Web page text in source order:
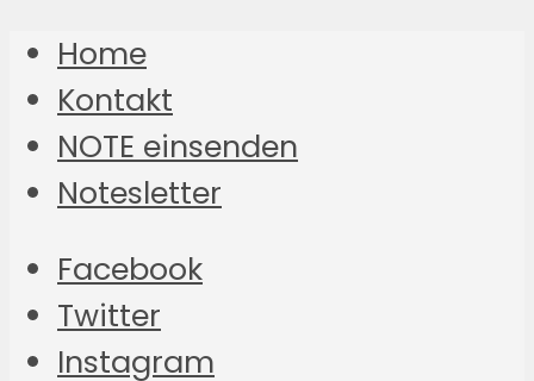
Home
Kontakt
NOTE einsenden
Notesletter
Facebook
Twitter
Instagram